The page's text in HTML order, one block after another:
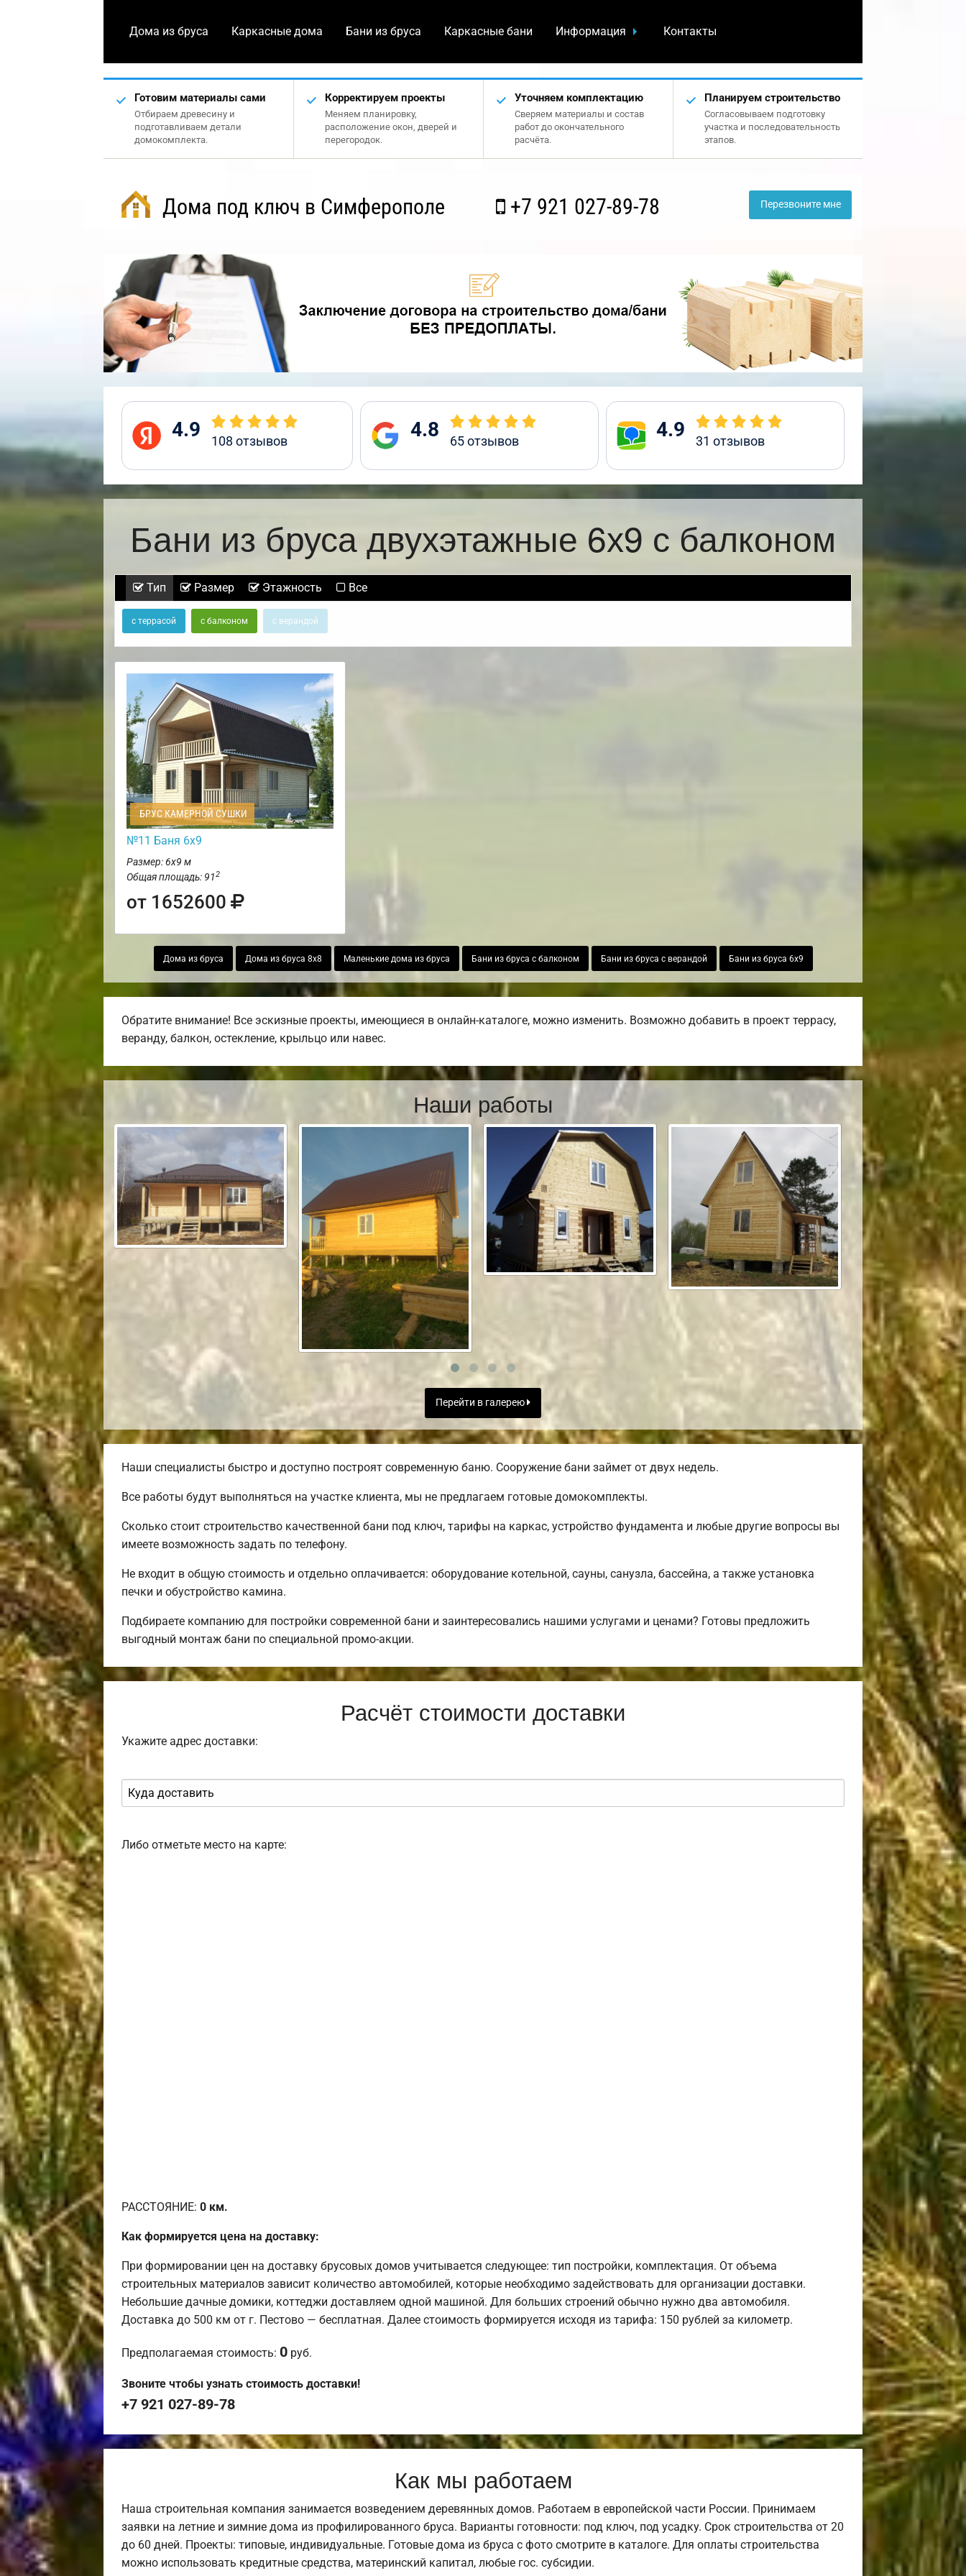
Дома из бруса Каркасные дома Бани из бруса Каркасные бани Информация Контакты
Готовим материалы сами
Отбираем древесину и
подготавливаем детали
домокомплекта.
Корректируем проекты
Меняем планировку,
расположение окон, дверей и
перегородок.
Уточняем комплектацию
Сверяем материалы и состав
работ до окончательного
расчёта.
Планируем строительство
Согласовываем подготовку
участка и последовательность
этапов.
Дома под ключ в Симферополе +7 921 027-89-78 Перезвоните мне
4.9 108 отзывов 4.8 65отзывов 4.9 31 отзывов
Бани из бруса двухэтажные 6х9 с балконом
Тип Размер Этажность Все
с террасой с балконом с верандой
БРУС КАМЕРНОЙ СУШКИ
№11 Баня 6х9
Размер: 6х9 м
Общая площадь: 912
от 1652600
Дома из бруса Дома из бруса 8х8 Маленькие дома из бруса Бани из бруса с балконом Бани из бруса с верандой Бани из бруса 6х9
Обратите внимание! Все эскизные проекты, имеющиеся в онлайн-каталоге, можно изменить. Возможно добавить в проект террасу,
веранду, балкон, остекление, крыльцо или навес.
Наши работы
Перейти в галерею
Наши специалисты быстро и доступно построят современную баню. Сооружение бани займет от двух недель.
Все работы будут выполняться на участке клиента, мы не предлагаем готовые домокомплекты.
Сколько стоит строительство качественной бани под ключ, тарифы на каркас, устройство фундамента и любые другие вопросы вы
имеете возможность задать по телефону.
Не входит в общую стоимость и отдельно оплачивается: оборудование котельной, сауны, санузла, бассейна, а также установка
печки и обустройство камина.
Подбираете компанию для постройки современной бани и заинтересовались нашими услугами и ценами? Готовы предложить
выгодный монтаж бани по специальной промо-акции.
Расчёт стоимости доставки
Укажите адрес доставки:
Либо отметьте место на карте:
РАССТОЯНИЕ: 0 км.
Как формируется цена на доставку:
При формировании цен на доставку брусовых домов учитывается следующее: тип постройки, комплектация. От объема
строительных материалов зависит количество автомобилей, которые необходимо задействовать для организации доставки.
Небольшие дачные домики, коттеджи доставляем одной машиной. Для больших строений обычно нужно два автомобиля.
Доставка до 500 км от г. Пестово — бесплатная. Далее стоимость формируется исходя из тарифа: 150 рублей за километр.
Предполагаемая стоимость: 0 руб.
Звоните чтобы узнать стоимость доставки!
+7 921 027-89-78
Как мы работаем
Наша строительная компания занимается возведением деревянных домов. Работаем в европейской части России. Принимаем
заявки на летние и зимние дома из профилированного бруса. Варианты готовности: под ключ, под усадку. Срок строительства от 20
до 60 дней. Проекты: типовые, индивидуальные. Готовые дома из бруса с фото смотрите в каталоге. Для оплаты строительства
можно использовать кредитные средства, материнский капитал, любые гос. субсидии.